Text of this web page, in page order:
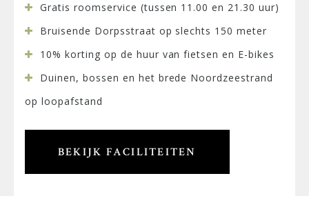
Gratis roomservice (tussen 11.00 en 21.30 uur)
Bruisende Dorpsstraat op slechts 150 meter
10% korting op de huur van fietsen en E-bikes
Duinen, bossen en het brede Noordzeestrand
op loopafstand
BEKIJK FACILITEITEN